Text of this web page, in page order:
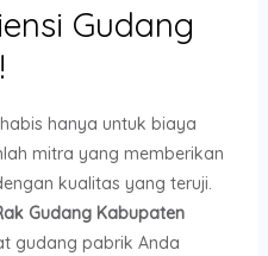
Gudang
hanya untuk biaya
mitra yang memberikan
kualitas yang teruji.
Gudang Kabupaten
gudang pabrik Anda